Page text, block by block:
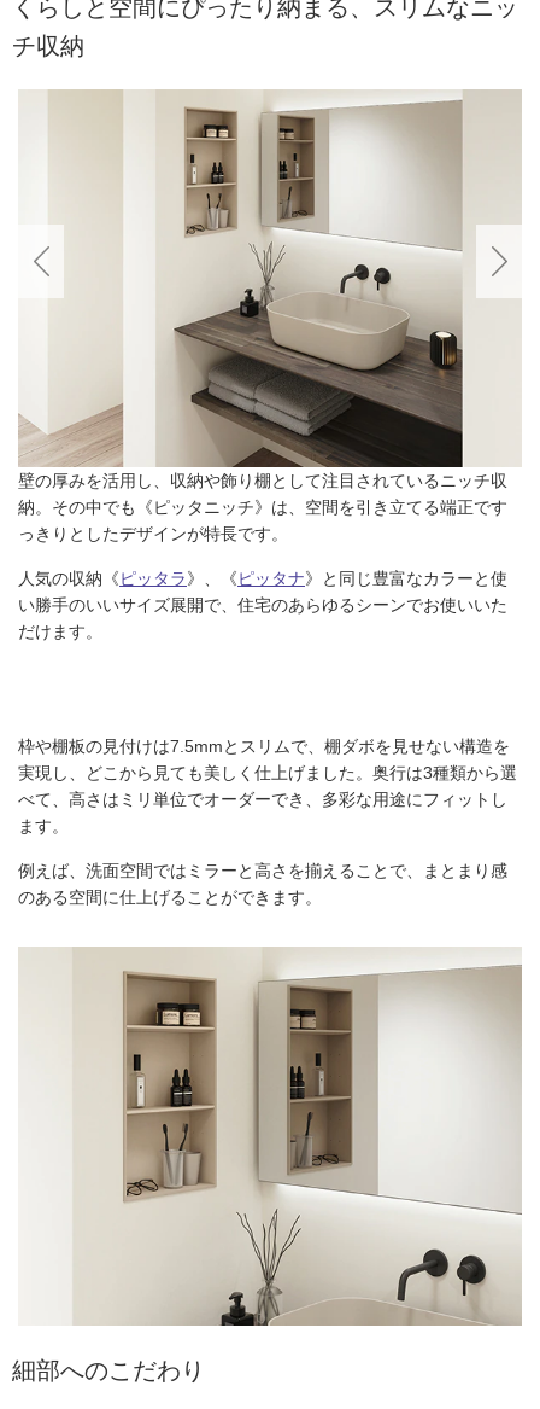
くらしと空間にぴったり納まる、スリムなニッ
チ収納
壁の厚みを活用し、収納や飾り棚として注目されているニッチ収
納。その中でも《ピッタニッチ》は、空間を引き立てる端正です
っきりとしたデザインが特長です。
人気の収納《ピッタラ》、《ピッタナ》と同じ豊富なカラーと使
い勝手のいいサイズ展開で、住宅のあらゆるシーンでお使いいた
だけます。
枠や棚板の見付けは7.5mmとスリムで、棚ダボを見せない構造を
実現し、どこから見ても美しく仕上げました。奥行は3種類から選
べて、高さはミリ単位でオーダーでき、多彩な用途にフィットし
ます。
例えば、洗面空間ではミラーと高さを揃えることで、まとまり感
のある空間に仕上げることができます。
細部へのこだわり